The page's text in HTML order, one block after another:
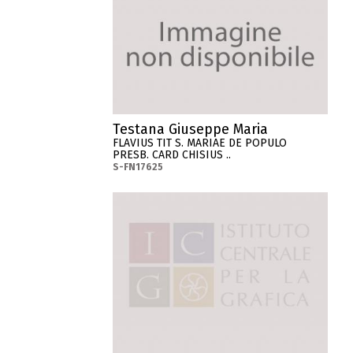
Testana Giuseppe Maria
FLAVIUS TIT S. MARIAE DE POPULO
PRESB. CARD CHISIUS ..
S-FN17625